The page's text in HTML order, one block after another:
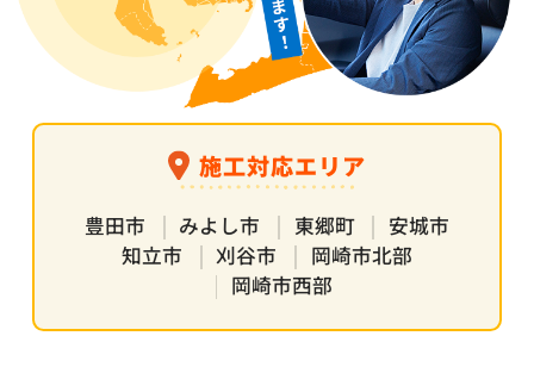
施工対応エリア
豊田市 みよし市 東郷町
安城市
知立市
刈谷市
岡崎市北部
岡崎市西部